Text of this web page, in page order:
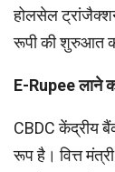
होलसेल
रूपी की शुरुआत
E-Rupeeलाने
CBDC केंद्रीय
रूप है। वित्त